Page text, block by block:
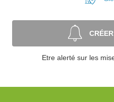
Etre alerté sur les